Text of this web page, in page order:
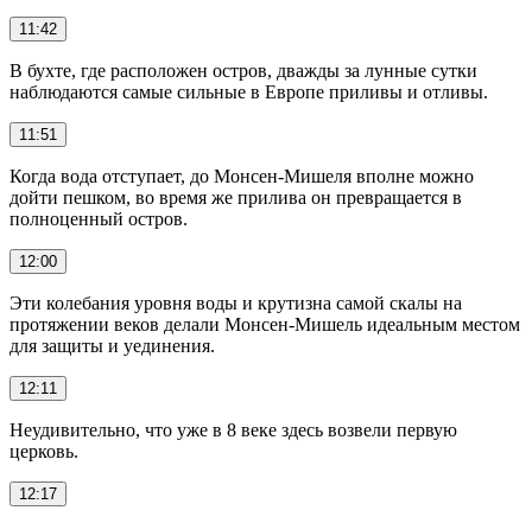
11:42
В бухте, где расположен остров, дважды за лунные сутки
наблюдаются самые сильные в Европе приливы и отливы.
11:51
Когда вода отступает, до Монсен-Мишеля вполне можно
дойти пешком, во время же прилива он превращается в
полноценный остров.
12:00
Эти колебания уровня воды и крутизна самой скалы на
протяжении веков делали Монсен-Мишель идеальным местом
для защиты и уединения.
12:11
Неудивительно, что уже в 8 веке здесь возвели первую
церковь.
12:17